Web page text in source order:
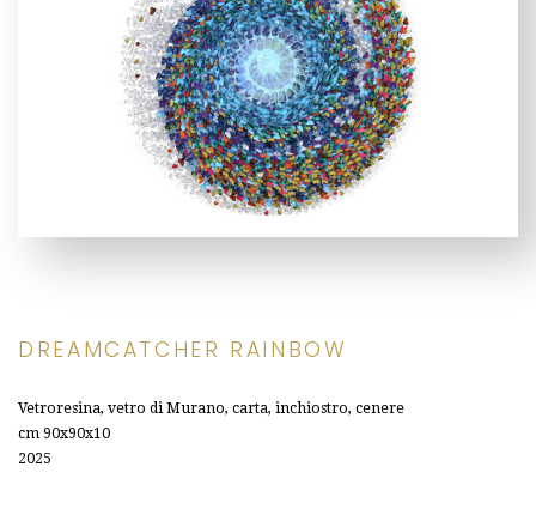
DREAMCATCHER RAINBOW
Vetroresina, vetro di Murano, carta, inchiostro, cenere
cm 90x90x10
2025